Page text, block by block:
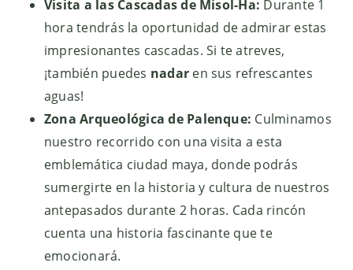
Visita a las Cascadas de Misol-Ha: Durante 1
hora tendrás la oportunidad de admirar estas
impresionantes cascadas. Si te atreves,
¡también puedes nadar en sus refrescantes
aguas!
Zona Arqueológica de Palenque: Culminamos
nuestro recorrido con una visita a esta
emblemática ciudad maya, donde podrás
sumergirte en la historia y cultura de nuestros
antepasados durante 2 horas. Cada rincón
cuenta una historia fascinante que te
emocionará.